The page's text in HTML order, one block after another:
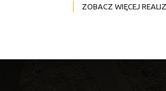
ZOBACZ WIĘCEJ